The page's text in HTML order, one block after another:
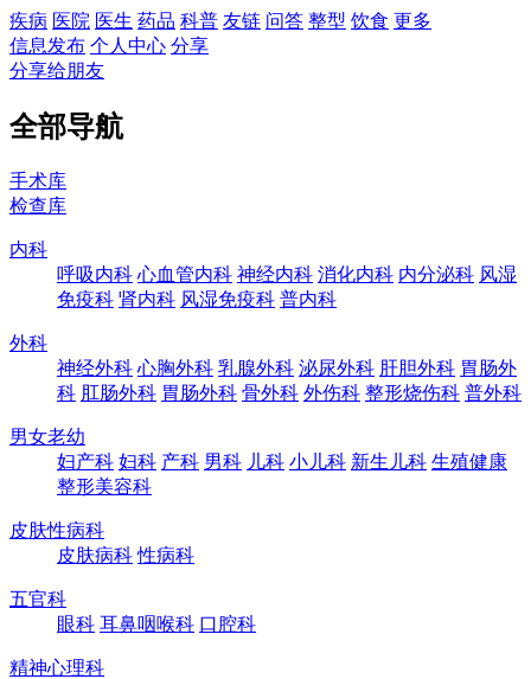
疾病 医院 医生 药品 科普 友链 问答 整型 饮食 更多
信息发布 个人中心 分享
分享给朋友
全部导航
手术库
检查库
内科
呼吸内科 心血管内科 神经内科 消化内科 内分泌科 风湿
免疫科 肾内科 风湿免疫科 普内科
外科
神经外科 心胸外科 乳腺外科 泌尿外科 肝胆外科 胃肠外
科 肛肠外科 胃肠外科 骨外科 外伤科 整形烧伤科 普外科
男女老幼
妇产科 妇科 产科 男科 儿科 小儿科 新生儿科 生殖健康
整形美容科
皮肤性病科
皮肤病科 性病科
五官科
眼科 耳鼻咽喉科 口腔科
精神心理科